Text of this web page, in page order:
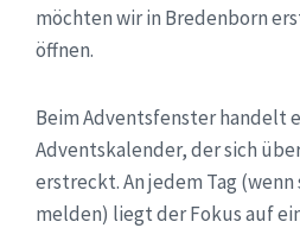
möchten wir in Bredenborn
öffnen.
Beim Adventsfenster handelt
Adventskalender, der sich
erstreckt. An jedem Tag (wenn
melden) liegt der Fokus auf